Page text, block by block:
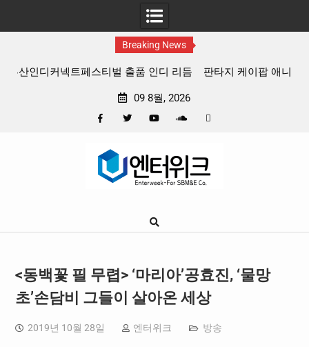
Breaking News
판타지 케이팝 애니메이션 ‘고스트밴드’ 8월 26일(수) 개봉
09 8월, 2026
Google
<동백꽃 필 무렵> ‘마리아’공효진, ‘물망
초’손담비 그들이 살아온 세상
2019년 10월 28일 엔터위크 방송